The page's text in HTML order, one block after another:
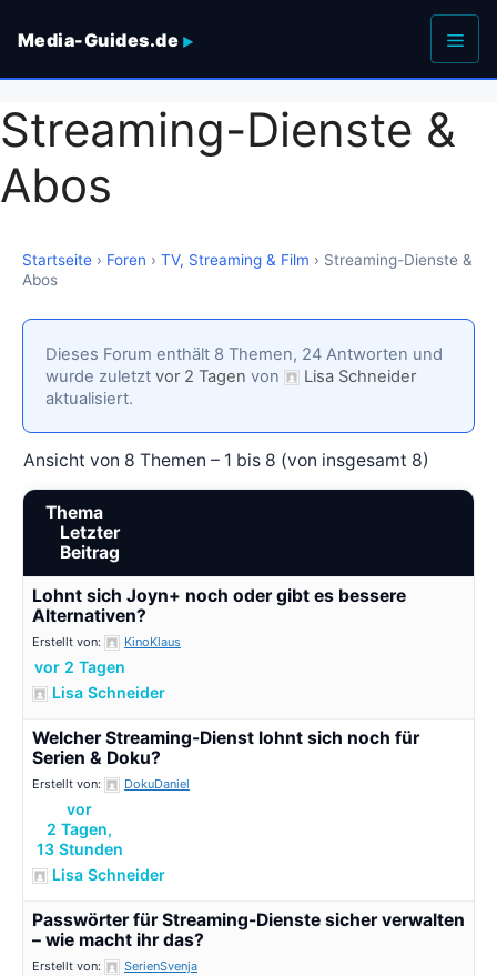
Inhalt
Media-Guides.de
Menü
Streaming-Dienste &
Abos
Startseite › Foren › TV, Streaming & Film › Streaming-Dienste &
Abos
Dieses Forum enthält 8 Themen, 24 Antworten und
wurde zuletzt vor 2 Tagen von
Lisa Schneider
aktualisiert.
Ansicht von 8 Themen – 1 bis 8 (von insgesamt 8)
Thema
Letzter
Beitrag
Lohnt sich Joyn+ noch oder gibt es bessere
Alternativen?
Erstellt von: KinoKlaus
vor 2 Tagen
Lisa Schneider
Welcher Streaming-Dienst lohnt sich noch für
Serien & Doku?
Erstellt von: DokuDaniel
vor
2 Tagen,
13 Stunden
Lisa Schneider
Passwörter für Streaming-Dienste sicher verwalten
– wie macht ihr das?
Erstellt von: SerienSvenja